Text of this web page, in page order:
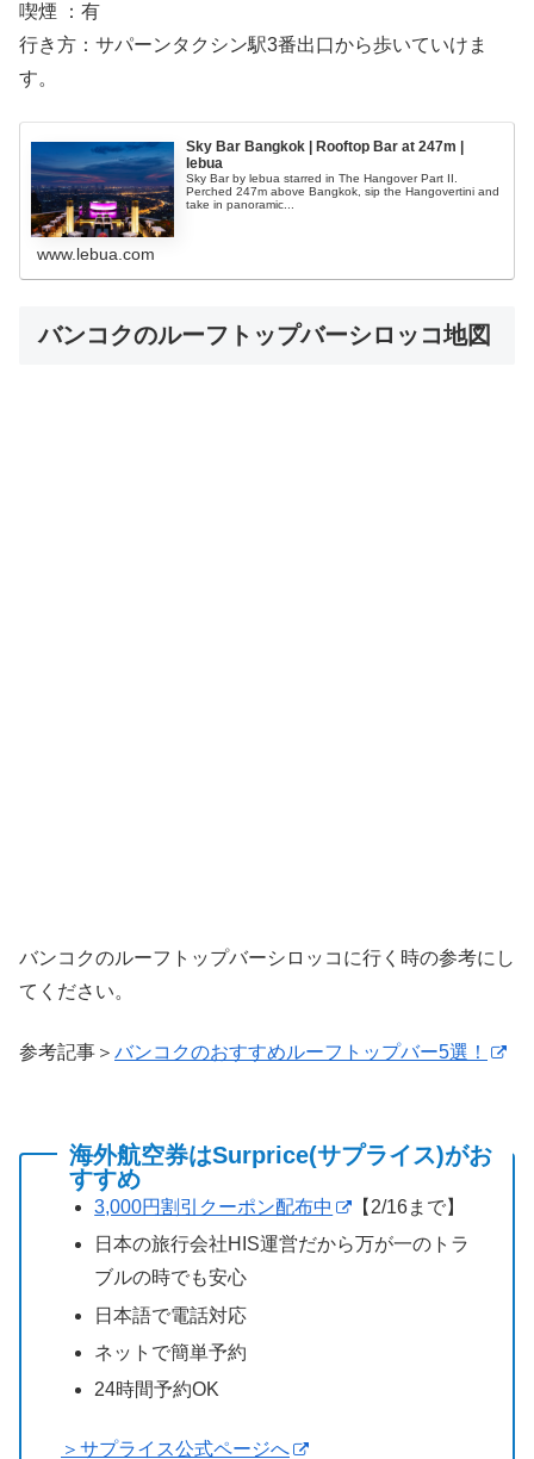
喫煙 ：有
行き方：サパーンタクシン駅3番出口から歩いていけま
す。
Sky Bar Bangkok | Rooftop Bar at 247m |
lebua
Sky Bar by lebua starred in The Hangover Part II.
Perched 247m above Bangkok, sip the Hangovertini and
take in panoramic...
www.lebua.com
バンコクのルーフトップバーシロッコ地図
バンコクのルーフトップバーシロッコに行く時の参考にし
てください。
参考記事＞ バンコクのおすすめルーフトップバー5選！
海外航空券はSurprice(サプライス)がお
すすめ
3,000円割引クーポン配布中
【2/16まで】
日本の旅行会社HIS運営だから万が一のトラ
ブルの時でも安心
日本語で電話対応
ネットで簡単予約
24時間予約OK
＞サプライス公式ページへ